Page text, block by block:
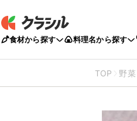
食材から探す 料理名から探す
TOP 野菜